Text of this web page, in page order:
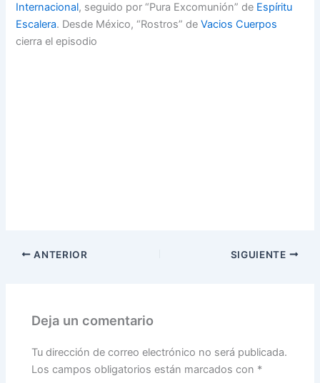
Internacional, seguido por “Pura Excomunión” de Espíritu
Escalera. Desde México, “Rostros” deVacios Cuerpos
cierra el episodio
ANTERIOR SIGUIENTE
Deja un comentario
Tu dirección de correo electrónico no será publicada.
Los campos obligatorios están marcados con *